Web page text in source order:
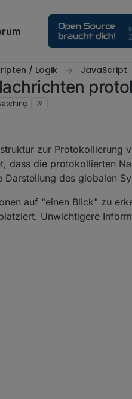
/ Logik JavaScript
zur Protokollierung
dass die protokollierten
des globalen
auf "einen Blick" zu
Unwichtigere